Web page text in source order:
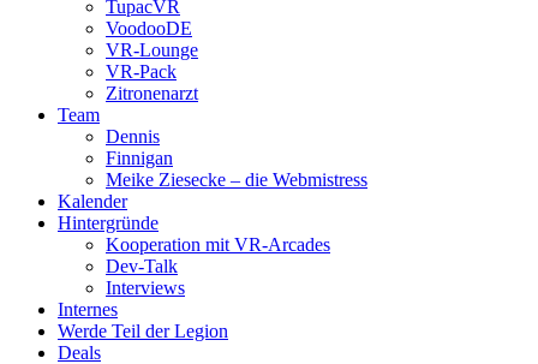
TupacVR
VoodooDE
VR-Lounge
VR-Pack
Zitronenarzt
Team
Dennis
Finnigan
Meike Ziesecke – die Webmistress
Kalender
Hintergründe
Kooperation mit VR-Arcades
Dev-Talk
Interviews
Internes
Werde Teil der Legion
Deals